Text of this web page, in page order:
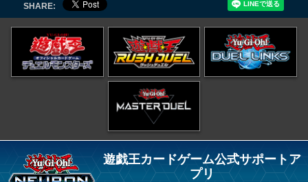
SHARE:
遊戯王カードゲーム公式サポートア
プリ